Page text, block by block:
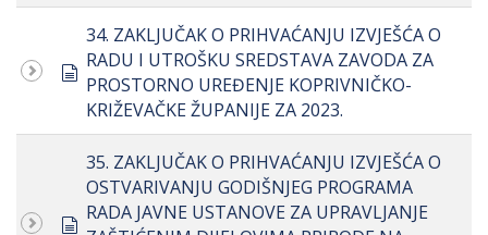
document
34. ZAKLJUČAK O PRIHVAĆANJU IZVJEŠĆA O
RADU I UTROŠKU SREDSTAVA ZAVODA ZA
PROSTORNO UREĐENJE KOPRIVNIČKO-
KRIŽEVAČKE ŽUPANIJE ZA 2023.
document
35. ZAKLJUČAK O PRIHVAĆANJU IZVJEŠĆA O
OSTVARIVANJU GODIŠNJEG PROGRAMA
RADA JAVNE USTANOVE ZA UPRAVLJANJE